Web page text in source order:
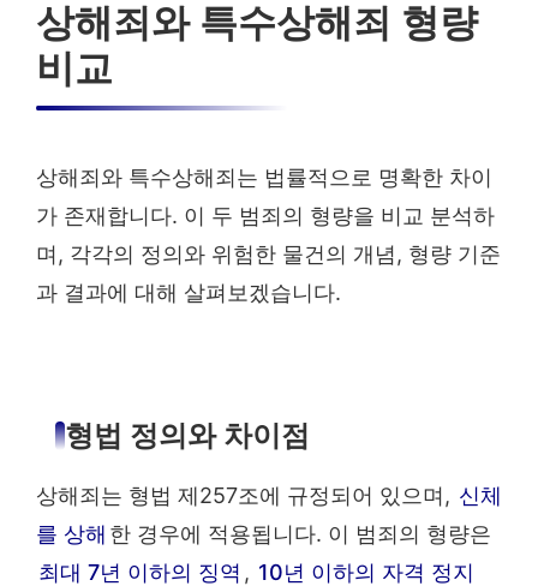
상해죄와 특수상해죄 형량
비교
상해죄와 특수상해죄는 법률적으로 명확한 차이
가 존재합니다. 이 두 범죄의 형량을 비교 분석하
며, 각각의 정의와 위험한 물건의 개념, 형량 기준
과 결과에 대해 살펴보겠습니다.
형법 정의와 차이점
상해죄는 형법 제257조에 규정되어 있으며, 신체
를 상해 한 경우에 적용됩니다. 이 범죄의 형량은
최대 7년 이하의 징역 , 10년 이하의 자격 정지